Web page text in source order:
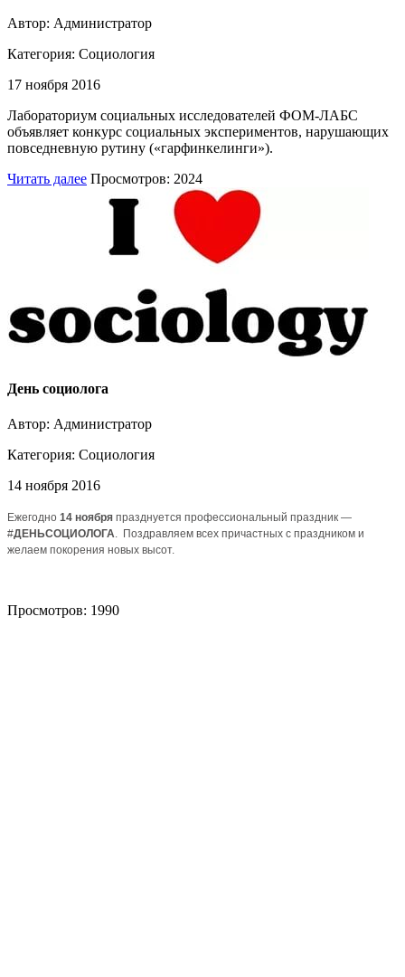
Автор: Администратор
Категория: Социология
17 ноября 2016
Лабораториум социальных исследователей ФОМ-ЛАБС
объявляет конкурс социальных экспериментов, нарушающих
повседневную рутину («гарфинкелинги»).
Читать далее Просмотров: 2024
День социолога
Автор: Администратор
Категория: Социология
14 ноября 2016
Ежегодно 14 ноября празднуется профессиональный праздник —
#ДЕНЬСОЦИОЛОГА. Поздравляем всех причастных с праздником и
желаем покорения новых высот.
Просмотров: 1990